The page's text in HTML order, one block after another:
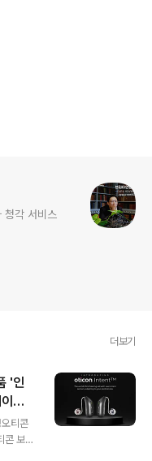
청각 서비스
더보기
'인
브
시
티콘
보청